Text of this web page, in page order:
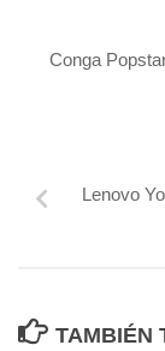
Conga
Lenovo
TAMBIÉN